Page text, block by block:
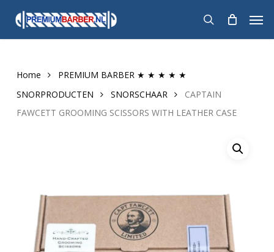
main
search
Home
PREMIUM BARBER ★ ★ ★ ★ ★
SNORPRODUCTEN
SNORSCHAAR
CAPTAIN
FAWCETT GROOMING SCISSORS WITH LEATHER CASE